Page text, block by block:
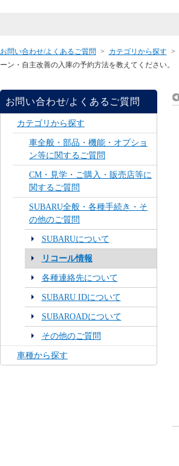
お問い合わせ/よくあるご質問 > カテゴリから探す >
ーン・自主改善の入庫の予約方法を教えてください。
お問い合わせ/よくあるご質問
カテゴリから探す
車全般・部品・機能・オプショ
ン等に関するご質問
CM・見学・ご購入・販売店等に
関するご質問
SUBARU全般・各種手続き・そ
の他のご質問
SUBARUについて
リコール情報
各種連絡先について
SUBARU IDについて
SUBAROADについて
その他のご質問
車種から探す